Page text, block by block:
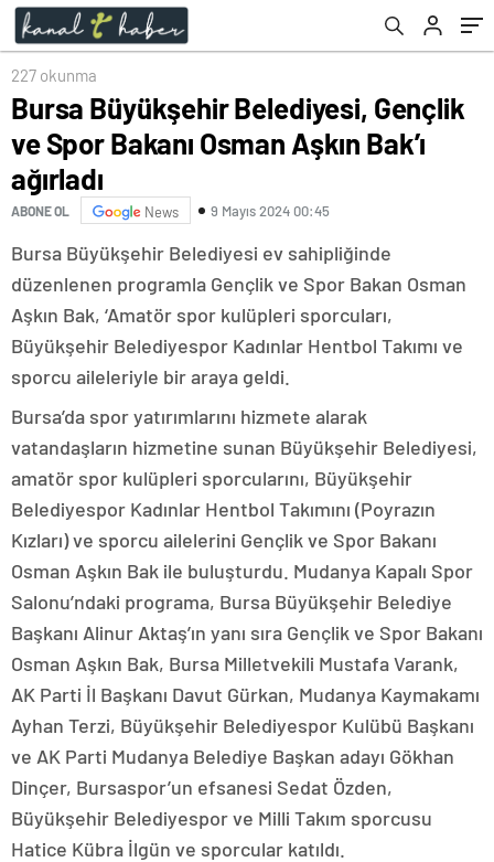
227 okunma
Bursa Büyükşehir Belediyesi, Gençlik
ve Spor Bakanı Osman Aşkın Bak’ı
ağırladı
ABONE OL News 9 Mayıs 2024 00:45
Bursa Büyükşehir Belediyesi ev sahipliğinde
düzenlenen programla Gençlik ve Spor Bakan Osman
Aşkın Bak, ‘Amatör spor kulüpleri sporcuları,
Büyükşehir Belediyespor Kadınlar Hentbol Takımı ve
sporcu aileleriyle bir araya geldi.
Bursa’da spor yatırımlarını hizmete alarak
vatandaşların hizmetine sunan Büyükşehir Belediyesi,
amatör spor kulüpleri sporcularını, Büyükşehir
Belediyespor Kadınlar Hentbol Takımını (Poyrazın
Kızları) ve sporcu ailelerini Gençlik ve Spor Bakanı
Osman Aşkın Bak ile buluşturdu. Mudanya Kapalı Spor
Salonu’ndaki programa, Bursa Büyükşehir Belediye
Başkanı Alinur Aktaş’ın yanı sıra Gençlik ve Spor Bakanı
Osman Aşkın Bak, Bursa Milletvekili Mustafa Varank,
AK Parti İl Başkanı Davut Gürkan, Mudanya Kaymakamı
Ayhan Terzi, Büyükşehir Belediyespor Kulübü Başkanı
ve AK Parti Mudanya Belediye Başkan adayı Gökhan
Dinçer, Bursaspor’un efsanesi Sedat Özden,
Büyükşehir Belediyespor ve Milli Takım sporcusu
Hatice Kübra İlgün ve sporcular katıldı.